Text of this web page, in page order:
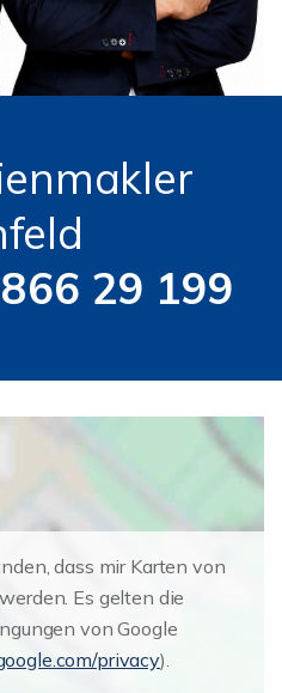
29 199
dass mir Karten von
Es gelten die
von Google
privacy).